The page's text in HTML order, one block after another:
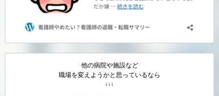
他の病院や施設など
職場を変えようかと思っているなら
↓↓↓